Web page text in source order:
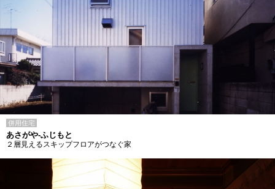
併用住宅
あさがや-ふじもと
２層見えるスキップフロアがつなぐ家